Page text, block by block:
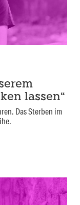
lassen“
Das Sterben im